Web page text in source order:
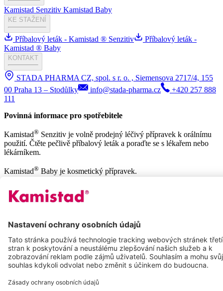
Kamistad Senzitiv Kamistad Baby
KE STAŽENÍ
Příbalový leták - Kamistad ® Senzitiv
Příbalový leták -
Kamistad ® Baby
KONTAKT
STADA PHARMA CZ, spol. s r. o. , Siemensova 2717/4, 155
00 Praha 13 – Stodůlky
info@stada-pharma.cz
+420 257 888
111
Povinná informace pro spotřebitele
Kamistad® Senzitiv je volně prodejný léčivý přípravek k orálnímu
použití. Čtěte pečlivě příbalový leták a poraďte se s lékařem nebo
lékárníkem.
Kamistad® Baby je kosmetický přípravek.
Podminky pouziti
Zasady ochrany osobnich udaju